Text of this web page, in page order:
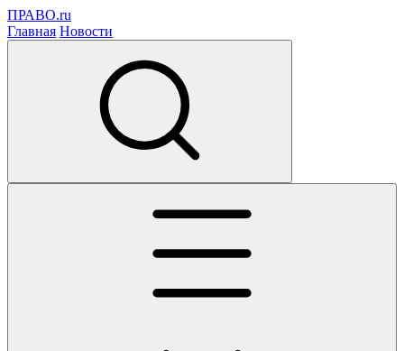
ПРАВО.ru
Главная Новости